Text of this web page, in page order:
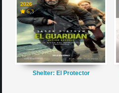
2026
6,3
Shelter: El Protector